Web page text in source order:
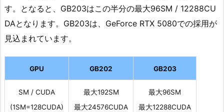
す。となると、GB203はこの半分の最大96SM / 12288CU
DAとなります。GB203は、GeForce RTX 5080での採用が
見込まれています。
GPU GB202 GB203
SM / CUDA
(1SM=128CUDA)
最大192SM
最大24576CUDA
最大96SM
最大12288CUDA